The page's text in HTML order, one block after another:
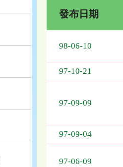
序
為：
發布日期
98-06-10
97-10-21
97-09-09
97-09-04
97-06-09